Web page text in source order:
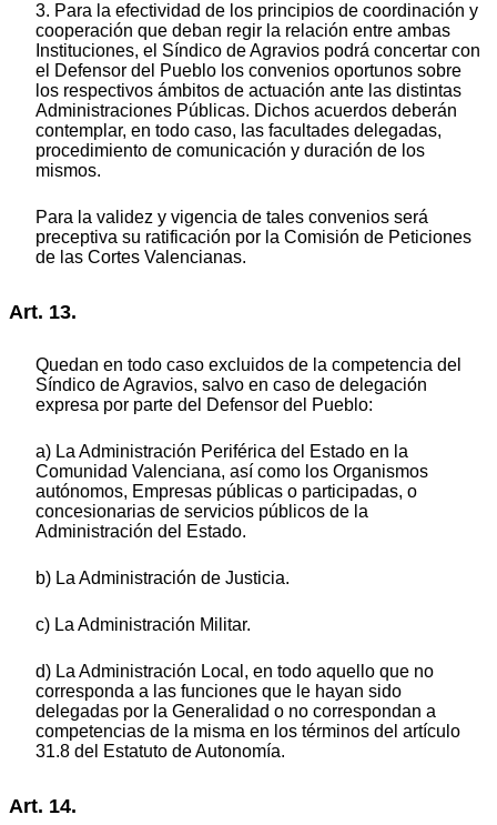
3. Para la efectividad de los principios de coordinación y
cooperación que deban regir la relación entre ambas
Instituciones, el Síndico de Agravios podrá concertar con
el Defensor del Pueblo los convenios oportunos sobre
los respectivos ámbitos de actuación ante las distintas
Administraciones Públicas. Dichos acuerdos deberán
contemplar, en todo caso, las facultades delegadas,
procedimiento de comunicación y duración de los
mismos.
Para la validez y vigencia de tales convenios será
preceptiva su ratificación por la Comisión de Peticiones
de las Cortes Valencianas.
Art. 13.
Quedan en todo caso excluidos de la competencia del
Síndico de Agravios, salvo en caso de delegación
expresa por parte del Defensor del Pueblo:
a) La Administración Periférica del Estado en la
Comunidad Valenciana, así como los Organismos
autónomos, Empresas públicas o participadas, o
concesionarias de servicios públicos de la
Administración del Estado.
b) La Administración de Justicia.
c) La Administración Militar.
d) La Administración Local, en todo aquello que no
corresponda a las funciones que le hayan sido
delegadas por la Generalidad o no correspondan a
competencias de la misma en los términos del artículo
31.8 del Estatuto de Autonomía.
Art. 14.